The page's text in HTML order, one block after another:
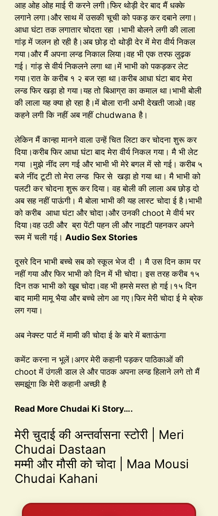
आह ओह ओह माई री करने लगी।फिर थोड़ी देर बाद मैं धक्के
लगाने लगा।और साथ में उसकी चूची को पकड़ कर दबाने लगा।
आधा घंटा तक लगातार चोदता रहा ।भाभी बोलने लगी की लाला
गांड़ में जलन हो रही है।अब छोड़ दो थोड़ी देर में मेरा वीर्य निकल
गया।और मैं अपना लन्ड निकाल लिया।वह भी एक तरफ लुढ़क
गई। गांड़ से वीर्य निकलने लगा था।में भाभी को पकड़कर लेट
गया।रात के करीब १ २ बज रहा था।करीब आधा घंटा बाद मेरा
लन्ड फिर खड़ा हो गया।यह तो बिआग्रा का कमाल था।भाभी बोली
की लाला यह क्या हो रहा है।में बोला रानी अभी देखती जाओ।वह
कहने लगी कि नहीं अब नहीं chudwana है।
लेकिन मैं कान्हा मानने वाला उन्हें चित लिटा कर चोदना शुरू कर
दिया।करीब फिर आधा घंटा बाद मेरा वीर्य निकल गया। मै भी लेट
गया ।मुझे नींद लग गई और भाभी भी मेरे बगल में सो गई। करीब ५
बजे नींद टूटी तो मेरा लन्ड फिर से खड़ा हो गया था। मै भाभी को
पलटी कर चोदना शुरू कर दिया। वह बोली की लाला अब छोड़ दो
अब सह नहीं पाऊंगी। मै बोला भाभी की यह लास्ट चोदा ई है।भाभी
को करीब आधा घंटा और चोदा।और उनकी choot मे वीर्य भर
दिया।वह उठी और ब्रा पेंटी पहन ली और नाइटी पहनकर अपने
रूम में चली गई। Audio Sex Stories
दूसरे दिन भाभी बच्चे सब को स्कूल भेज दी । मै उस दिन काम पर
नहीं गया और फिर भाभी को दिन में भी चोदा। इस तरह करीब १५
दिन तक भाभी को खूब चोदा।वह भी हमसे मस्त हो गई।१५ दिन
बाद मामी मामू भैया और बच्चे लोग आ गए।फिर मेरी चोदा ई मे ब्रेक
लग गया।
अब नेक्स्ट पार्ट में मामी की चोदा ई के बारे में बताऊंगा
कमेंट करना न भूलें।अगर मेरी कहानी पड़कर पाठिकाओं की
choot में उंगली डाल ले और पाठक अपना लन्ड हिलाने लगे तो मैं
समझूंगा कि मेरी कहानी अच्छी है
Read More Chudai Ki Story….
मेरी चुदाई की अन्तर्वासना स्टोरी | Meri
Chudai Dastaan
मम्मी और मौसी को चोदा | Maa Mousi
Chudai Kahani